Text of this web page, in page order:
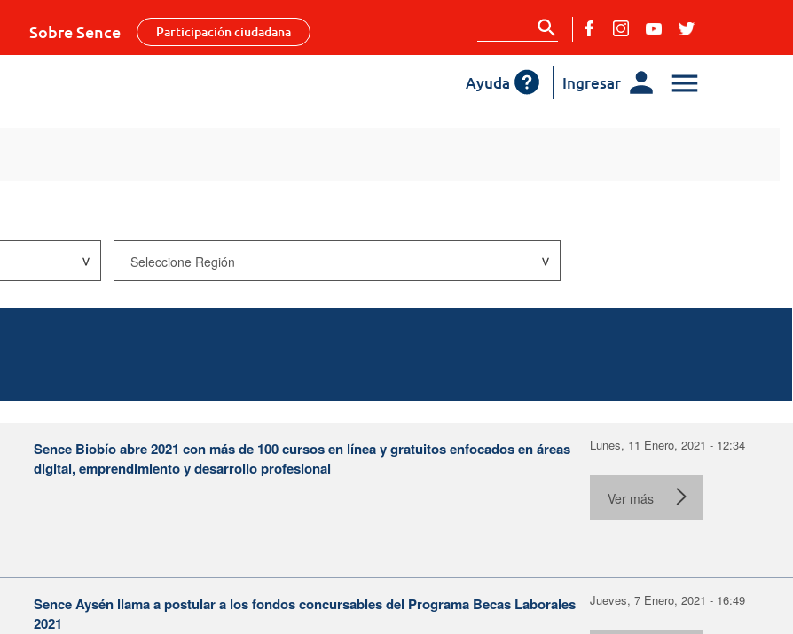
Sobre Sence Participación ciudadana
Ingresar
Ayuda
Sence Biobío abre 2021 con más de 100 cursos en línea y gratuitos enfocados en áreas
digital, emprendimiento y desarrollo profesional
Lunes, 11 Enero, 2021 - 12:34
Ver más
Sence Aysén llama a postular a los fondos concursables del Programa Becas Laborales
2021
Jueves, 7 Enero, 2021 - 16:49